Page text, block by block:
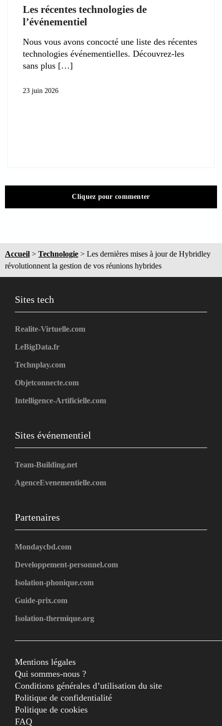
Les récentes technologies de
l’événementiel
Nous vous avons concocté une liste des récentes
technologies événementielles. Découvrez-les
sans plus
23 juin 2026
Cliquez pour commenter
Accueil > Technologie > Les dernières mises à jour de Hybridley
révolutionnent la gestion de vos réunions hybrides
Sites tech
Realite-Virtuelle.com
LeBigData.fr
Technplay.com
Objetconnecte.com
Intelligence-Artificielle.com
Sites événementiel
Team-Building.net
AgenceEvenementielle.com
Partenaires
Mondaycbd.com
Developpement-personnel.com
Isolation-phonique.com
Guide-prix.com
Isolation-thermique.org
Mentions légales
Qui sommes-nous ?
Conditions générales d’utilisation du site
Politique de confidentialité
Politique de cookies
FAQ